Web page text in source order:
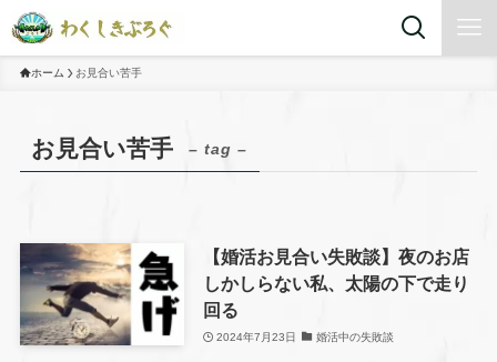
ホーム お見合い苦手
お見合い苦手 – tag –
【婚活お見合い失敗談】夜のお店
しかしらない私、太陽の下で走り
回る
2024年7月23日 婚活中の失敗談